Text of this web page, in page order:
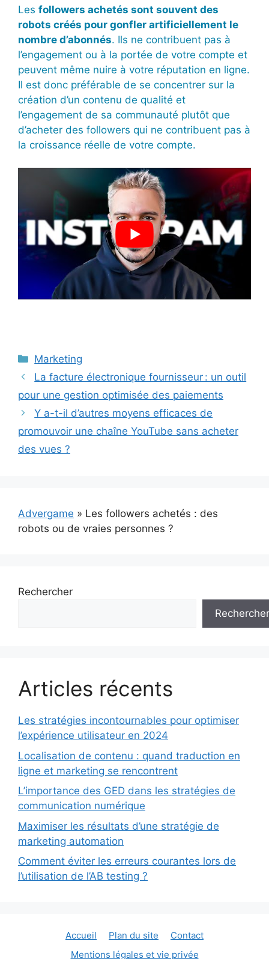
Les followers achetés sont souvent des
robots créés pour gonfler artificiellement le
nombre d’abonnés. Ils ne contribuent pas à
l’engagement ou à la portée de votre compte et
peuvent même nuire à votre réputation en ligne.
Il est donc préférable de se concentrer sur la
création d’un contenu de qualité et
l’engagement de sa communauté plutôt que
d’acheter des followers qui ne contribuent pas à
la croissance réelle de votre compte.
Catégories
Marketing
La facture électronique fournisseur : un outil
pour une gestion optimisée des paiements
Y a-t-il d’autres moyens efficaces de
promouvoir une chaîne YouTube sans acheter
des vues ?
Advergame » Les followers achetés : des
robots ou de vraies personnes ?
Rechercher
Rechercher
Articles récents
Les stratégies incontournables pour optimiser
l’expérience utilisateur en 2024
Localisation de contenu : quand traduction en
ligne et marketing se rencontrent
L’importance des GED dans les stratégies de
communication numérique
Maximiser les résultats d’une stratégie de
marketing automation
Comment éviter les erreurs courantes lors de
l’utilisation de l’AB testing ?
Accueil Plan du site
Contact
Mentions légales et vie privée